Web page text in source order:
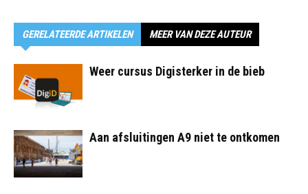
GERELATEERDE ARTIKELEN MEER VAN DEZE AUTEUR
Weer cursus Digisterker in de bieb
Aan afsluitingen A9 niet te ontkomen